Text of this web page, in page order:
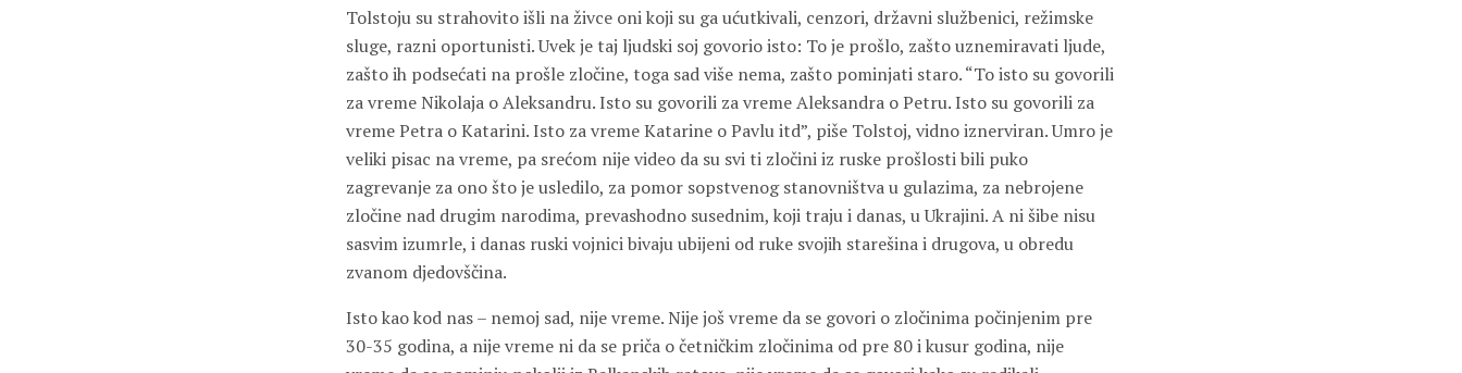
Tolstoju su strahovito išli na živce oni koji su ga ućutkivali, cenzori, državni službenici, režimske
sluge, razni oportunisti. Uvek je taj ljudski soj govorio isto: To je prošlo, zašto uznemiravati ljude,
zašto ih podsećati na prošle zločine, toga sad više nema, zašto pominjati staro. “To isto su govorili
za vreme Nikolaja o Aleksandru. Isto su govorili za vreme Aleksandra o Petru. Isto su govorili za
vreme Petra o Katarini. Isto za vreme Katarine o Pavlu itd”, piše Tolstoj, vidno iznerviran. Umro je
veliki pisac na vreme, pa srećom nije video da su svi ti zločini iz ruske prošlosti bili puko
zagrevanje za ono što je usledilo, za pomor sopstvenog stanovništva u gulazima, za nebrojene
zločine nad drugim narodima, prevashodno susednim, koji traju i danas, u Ukrajini. A ni šibe nisu
sasvim izumrle, i danas ruski vojnici bivaju ubijeni od ruke svojih starešina i drugova, u obredu
zvanom djedovščina.
Isto kao kod nas – nemoj sad, nije vreme. Nije još vreme da se govori o zločinima počinjenim pre
30-35 godina, a nije vreme ni da se priča o četničkim zločinima od pre 80 i kusur godina, nije